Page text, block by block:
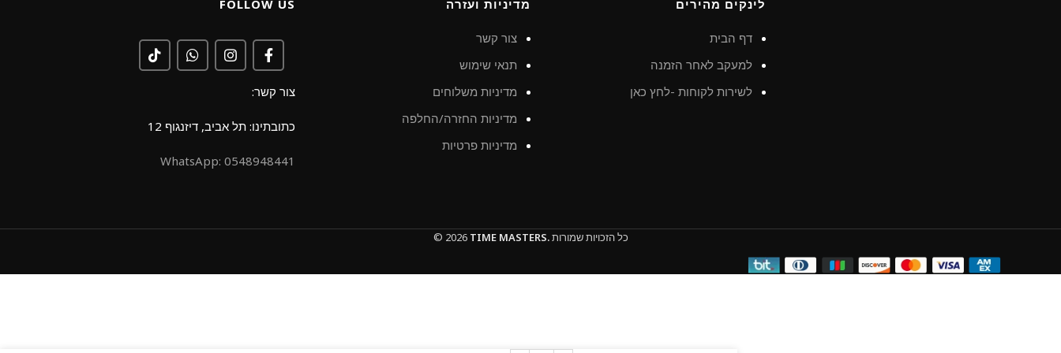
לינקים מהירים
דף הבית
למעקב לאחר הזמנה
לשירות לקוחות -לחץ כאן
מדיניות ועזרה
צור קשר
תנאי שימוש
מדיניות משלוחים
מדיניות החזרה/החלפה
מדיניות פרטיות
FOLLOW US
צור קשר:
כתובתינו: תל אביב, דיזנגוף 12
0548948441 :WhatsApp
© 2026 TIME MASTERS.כל הזכויות שמורות